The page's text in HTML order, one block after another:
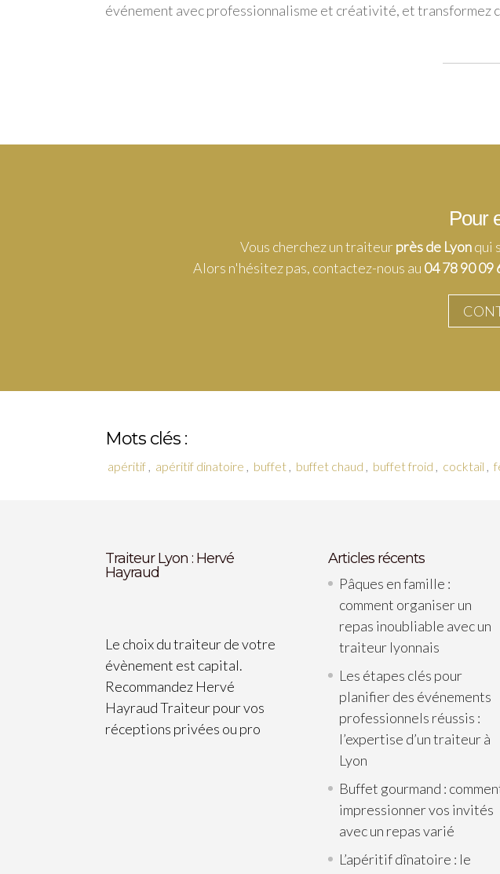
événement avec professionnalisme et créativité, et transformez
Pour
Vous cherchez un traiteurprès de Lyonqui
Alors n'hésitez pas, contactez-nous au 04 78 90 09
Mots clés :
apéritif , apéritif dinatoire , buffet , buffet chaud , buffet froid , cocktail ,
Traiteur Lyon : Hervé
Hayraud
Le choix du traiteur de votre
évènement est capital.
Recommandez Hervé
Hayraud Traiteur pour vos
réceptions privées ou pro
Articles récents
Pâques en famille :
comment organiser un
repas inoubliable avec un
traiteur lyonnais
Les étapes clés pour
planifier des événements
professionnels réussis :
l’expertise d’un traiteur à
Lyon
Buffet gourmand :
impressionner vos invités
avec un repas varié
L’apéritif dînatoire : le